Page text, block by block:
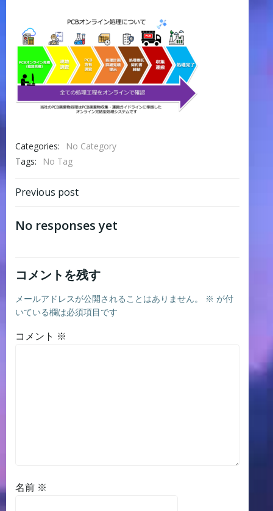
Categories:
No Category
Tags:
No Tag
Post
navigation
Previous post
No responses yet
コメントを残す
メールアドレスが公開されることはありません。 ※ が付
いている欄は必須項目です
コメント ※
名前 ※